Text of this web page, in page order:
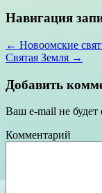
Навигация
← Новоомские
Святая Земля →
Добавить
Ваш e-mail не будет
Комментарий